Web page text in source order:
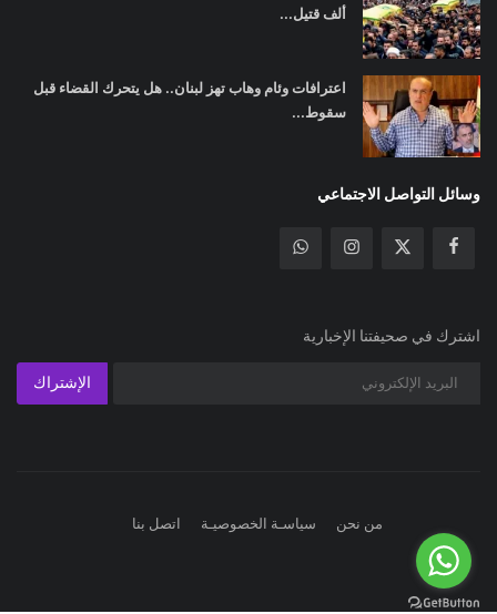
ألف قتيل...
اعترافات وئام وهاب تهز لبنان.. هل يتحرك القضاء قبل
سقوط...
وسائل التواصل الاجتماعي
اشترك في صحيفتنا الإخبارية
الإشتراك
من نحن سياسـة الخصوصيـة اتصل بنا